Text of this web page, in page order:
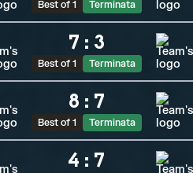
Best of 1 Terminata
7 : 3
Best of 1 Terminata
8 : 7
Best of 1 Terminata
4 : 7